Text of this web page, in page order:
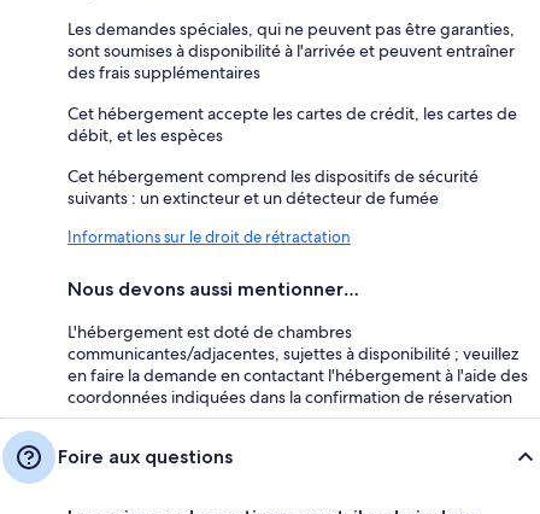
Les demandes spéciales, qui ne peuvent pas être garanties,
sont soumises à disponibilité à l'arrivée et peuvent entraîner
des frais supplémentaires
Cet hébergement accepte les cartes de crédit, les cartes de
débit, et les espèces
Cet hébergement comprend les dispositifs de sécurité
suivants : un extincteur et un détecteur de fumée
Informations sur le droit de rétractation
Nous devons aussi mentionner…
L'hébergement est doté de chambres
communicantes/adjacentes, sujettes à disponibilité ; veuillez
en faire la demande en contactant l'hébergement à l'aide des
coordonnées indiquées dans la confirmation de réservation
Foire aux questions